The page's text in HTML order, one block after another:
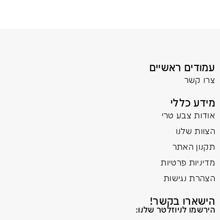
עמודים ראשיים
צרו קשר
מידע כללי
אודות צבע טרי
הצוות שלנו
תקנון האתר
מדיניות פרטיות
הצהרת נגישות
הישארו בקשר!
הירשמו לניוזלטר שלנו: